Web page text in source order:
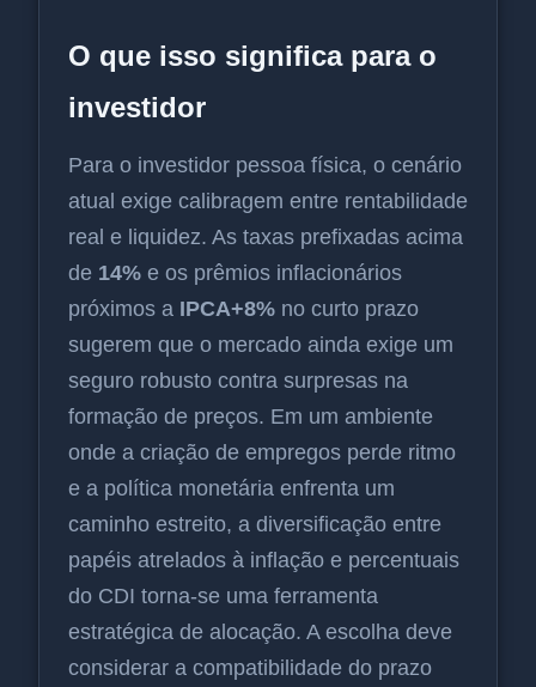
O que isso significa para o
investidor
Para o investidor pessoa física, o cenário
atual exige calibragem entre rentabilidade
real e liquidez. As taxas prefixadas acima
de 14% e os prêmios inflacionários
próximos a IPCA+8% no curto prazo
sugerem que o mercado ainda exige um
seguro robusto contra surpresas na
formação de preços. Em um ambiente
onde a criação de empregos perde ritmo
e a política monetária enfrenta um
caminho estreito, a diversificação entre
papéis atrelados à inflação e percentuais
do CDI torna-se uma ferramenta
estratégica de alocação. A escolha deve
considerar a compatibilidade do prazo